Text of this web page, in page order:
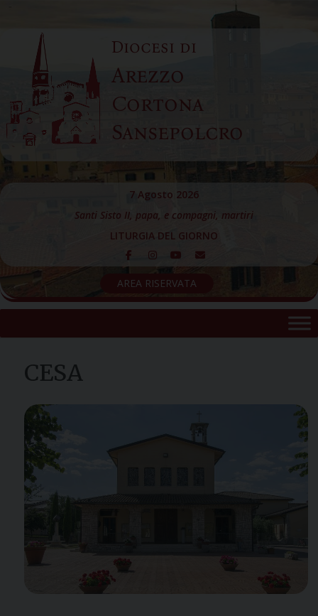
content
Diocesi di
Arezzo
Cortona
Sansepolcro
7 Agosto 2026
Santi Sisto II, papa, e compagni, martiri
LITURGIA DEL GIORNO
AREA RISERVATA
CESA